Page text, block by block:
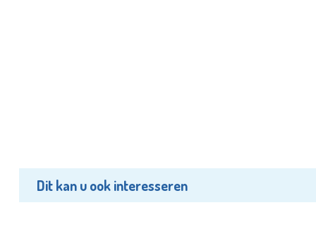
Dit kan u ook interesseren